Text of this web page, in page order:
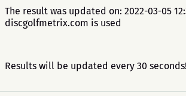
The result was updated on: 2022-03-05
discgolfmetrix.com is used
Results will be updated every 30 seconds!